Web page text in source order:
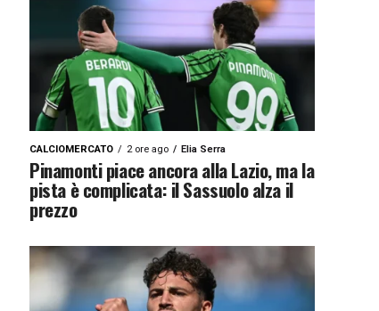
CALCIOMERCATO 2 ore ago Elia Serra
Pinamonti piace ancora alla Lazio, ma la
pista è complicata: il Sassuolo alza il
prezzo